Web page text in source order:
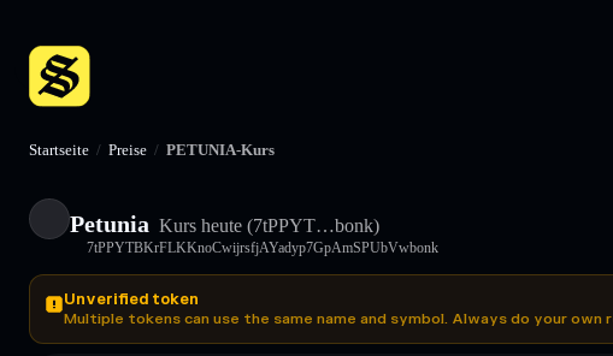
Startseite / Preise / PETUNIA-Kurs
Petunia Kurs heute (7tPPYT…bonk)
7tPPYTBKrFLKKnoCwijrsfjAYadyp7GpAmSPUbVwbonk
Unverified token
Multiple tokens can use the same name and symbol. Always do your own